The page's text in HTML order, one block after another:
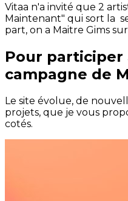
Vitaa n'a invité que 2
Maintenant" qui sort la
part, on a Maitre Gims
Pour participer
campagne de
Le site évolue, de
projets, que je vous
cotés.